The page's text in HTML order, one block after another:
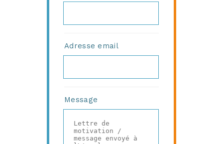
Adresse email
Message